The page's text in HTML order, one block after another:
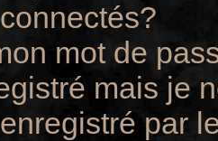
mot de
mais je
par